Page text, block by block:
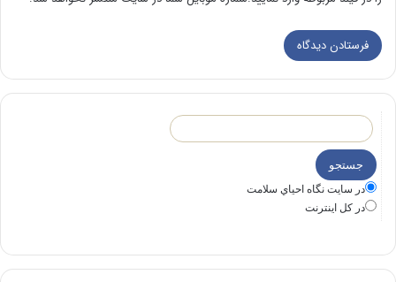
در سايت نگاه احياي سلامت
در كل اينترنت